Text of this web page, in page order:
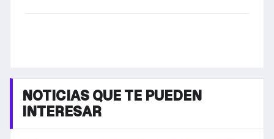
NOTICIAS QUE TE PUEDEN
INTERESAR